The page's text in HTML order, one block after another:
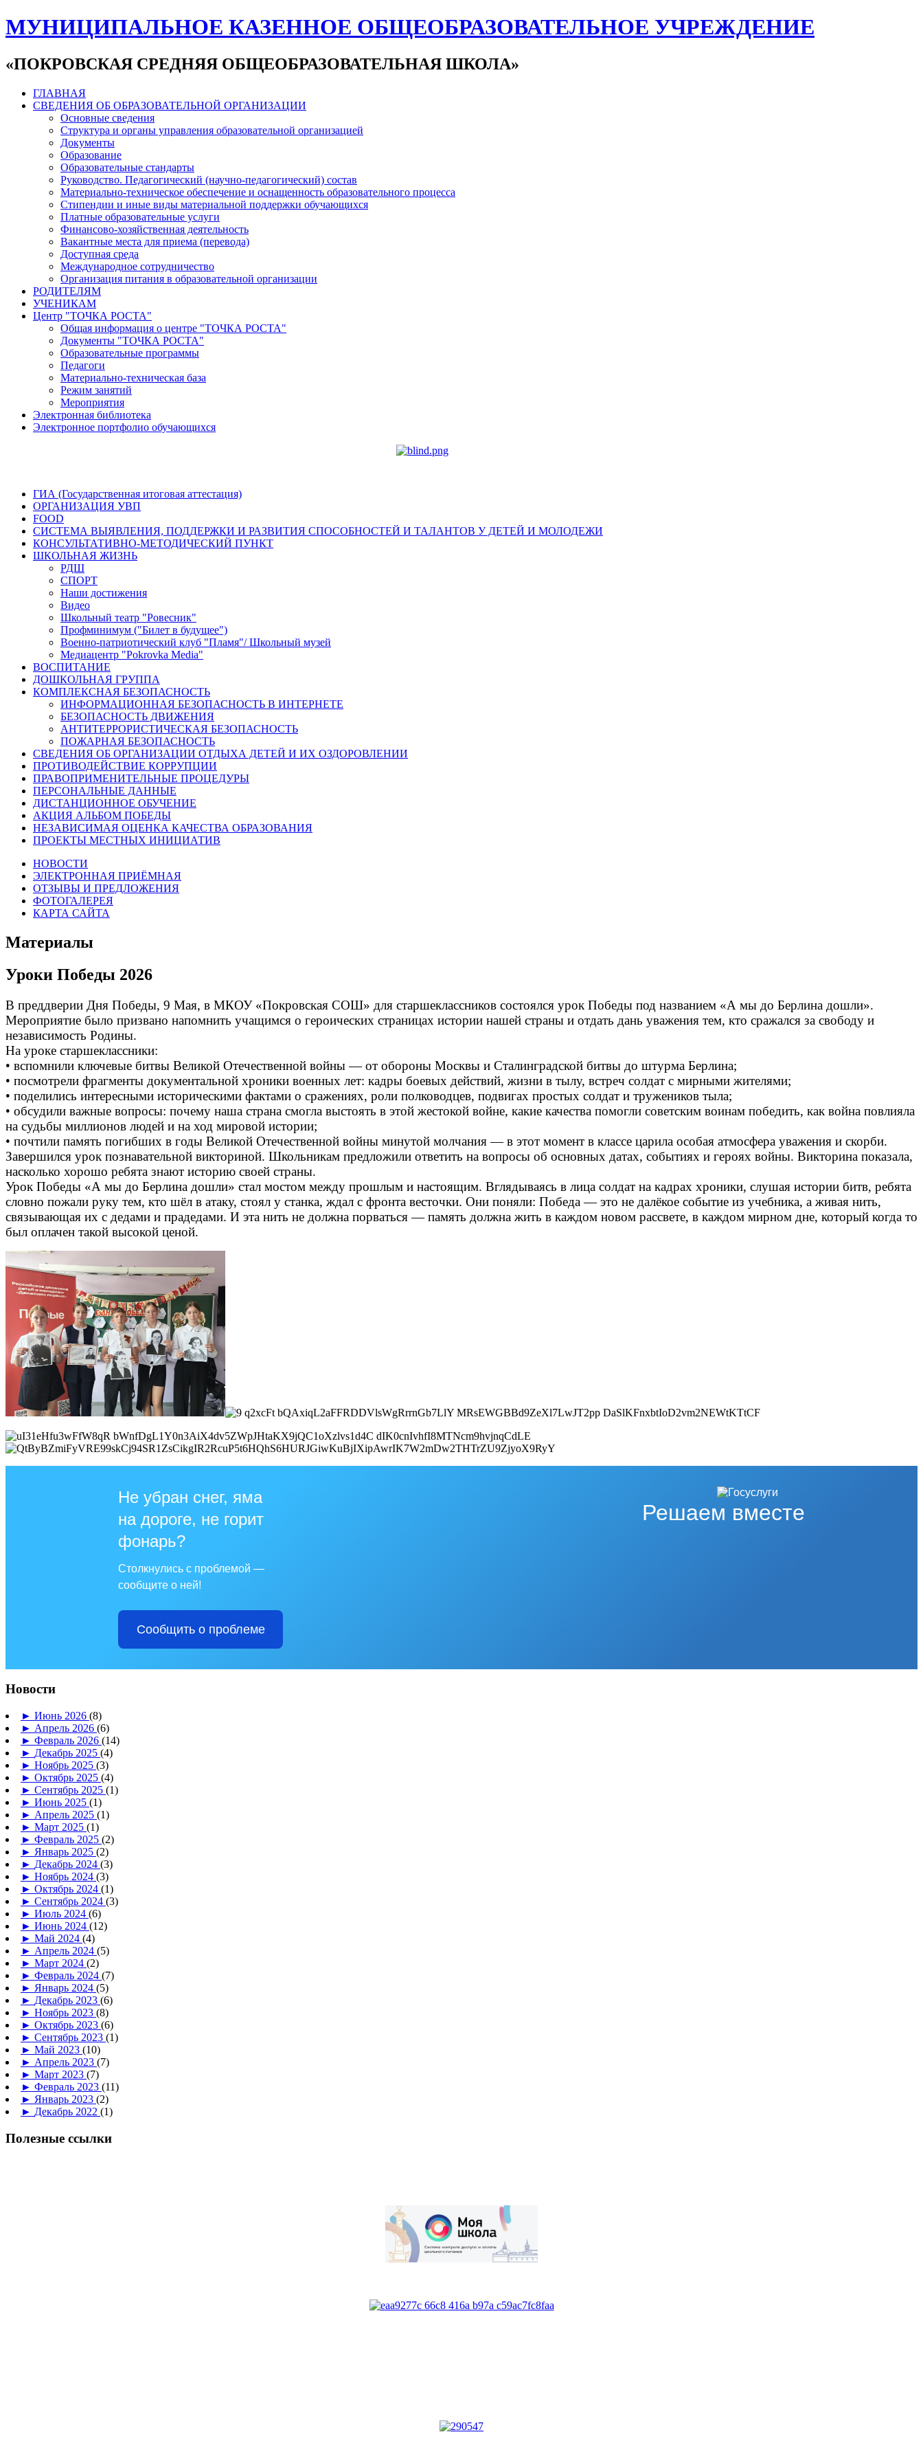
МУНИЦИПАЛЬНОЕ КАЗЕННОЕ ОБЩЕОБРАЗОВАТЕЛЬНОЕ УЧРЕЖДЕНИЕ
«ПОКРОВСКАЯ СРЕДНЯЯ ОБЩЕОБРАЗОВАТЕЛЬНАЯ ШКОЛА»
ГЛАВНАЯ
СВЕДЕНИЯ ОБ ОБРАЗОВАТЕЛЬНОЙ ОРГАНИЗАЦИИ
Основные сведения
Структура и органы управления образовательной организацией
Документы
Образование
Образовательные стандарты
Руководство. Педагогический (научно-педагогический) состав
Материально-техническое обеспечение и оснащенность образовательного процесса
Стипендии и иные виды материальной поддержки обучающихся
Платные образовательные услуги
Финансово-хозяйственная деятельность
Вакантные места для приема (перевода)
Доступная среда
Международное сотрудничество
Организация питания в образовательной организации
РОДИТЕЛЯМ
УЧЕНИКАМ
Центр "ТОЧКА РОСТА"
Общая информация о центре "ТОЧКА РОСТА"
Документы "ТОЧКА РОСТА"
Образовательные программы
Педагоги
Материально-техническая база
Режим занятий
Мероприятия
Электронная библиотека
Электронное портфолио обучающихся
ГИА (Государственная итоговая аттестация)
ОРГАНИЗАЦИЯ УВП
FOOD
СИСТЕМА ВЫЯВЛЕНИЯ, ПОДДЕРЖКИ И РАЗВИТИЯ СПОСОБНОСТЕЙ И ТАЛАНТОВ У ДЕТЕЙ И МОЛОДЕЖИ
КОНСУЛЬТАТИВНО-МЕТОДИЧЕСКИЙ ПУНКТ
ШКОЛЬНАЯ ЖИЗНЬ
РДШ
СПОРТ
Наши достижения
Видео
Школьный театр "Ровесник"
Профминимум ("Билет в будущее")
Военно-патриотический клуб "Пламя"/ Школьный музей
Медиацентр "Pokrovka Media"
ВОСПИТАНИЕ
ДОШКОЛЬНАЯ ГРУППА
КОМПЛЕКСНАЯ БЕЗОПАСНОСТЬ
ИНФОРМАЦИОННАЯ БЕЗОПАСНОСТЬ В ИНТЕРНЕТЕ
БЕЗОПАСНОСТЬ ДВИЖЕНИЯ
АНТИТЕРРОРИСТИЧЕСКАЯ БЕЗОПАСНОСТЬ
ПОЖАРНАЯ БЕЗОПАСНОСТЬ
СВЕДЕНИЯ ОБ ОРГАНИЗАЦИИ ОТДЫХА ДЕТЕЙ И ИХ ОЗДОРОВЛЕНИИ
ПРОТИВОДЕЙСТВИЕ КОРРУПЦИИ
ПРАВОПРИМЕНИТЕЛЬНЫЕ ПРОЦЕДУРЫ
ПЕРСОНАЛЬНЫЕ ДАННЫЕ
ДИСТАНЦИОННОЕ ОБУЧЕНИЕ
АКЦИЯ АЛЬБОМ ПОБЕДЫ
НЕЗАВИСИМАЯ ОЦЕНКА КАЧЕСТВА ОБРАЗОВАНИЯ
ПРОЕКТЫ МЕСТНЫХ ИНИЦИАТИВ
НОВОСТИ
ЭЛЕКТРОННАЯ ПРИЁМНАЯ
ОТЗЫВЫ И ПРЕДЛОЖЕНИЯ
ФОТОГАЛЕРЕЯ
КАРТА САЙТА
Материалы
Уроки Победы 2026
В преддверии Дня Победы, 9 Мая, в МКОУ «Покровская СОШ» для старшеклассников состоялся урок Победы под названием «А мы до Берлина дошли».
Мероприятие было призвано напомнить учащимся о героических страницах истории нашей страны и отдать дань уважения тем, кто сражался за свободу и
независимость Родины.
На уроке старшеклассники:
• вспомнили ключевые битвы Великой Отечественной войны — от обороны Москвы и Сталинградской битвы до штурма Берлина;
• посмотрели фрагменты документальной хроники военных лет: кадры боевых действий, жизни в тылу, встреч солдат с мирными жителями;
• поделились интересными историческими фактами о сражениях, роли полководцев, подвигах простых солдат и тружеников тыла;
• обсудили важные вопросы: почему наша страна смогла выстоять в этой жестокой войне, какие качества помогли советским воинам победить, как война повлияла
на судьбы миллионов людей и на ход мировой истории;
• почтили память погибших в годы Великой Отечественной войны минутой молчания — в этот момент в классе царила особая атмосфера уважения и скорби.
Завершился урок познавательной викториной. Школьникам предложили ответить на вопросы об основных датах, событиях и героях войны. Викторина показала,
насколько хорошо ребята знают историю своей страны.
Урок Победы «А мы до Берлина дошли» стал мостом между прошлым и настоящим. Вглядываясь в лица солдат на кадрах хроники, слушая истории битв, ребята
словно пожали руку тем, кто шёл в атаку, стоял у станка, ждал с фронта весточки. Они поняли: Победа — это не далёкое событие из учебника, а живая нить,
связывающая их с дедами и прадедами. И эта нить не должна порваться — память должна жить в каждом новом рассвете, в каждом мирном дне, который когда то
был оплачен такой высокой ценой.
Решаем вместе
Не убран снег, яма
на дороге, не горит
фонарь?
Столкнулись с проблемой —
сообщите о ней!
Сообщить о проблеме
Новости
► Июнь 2026 (8)
► Апрель 2026 (6)
► Февраль 2026 (14)
► Декабрь 2025 (4)
► Ноябрь 2025 (3)
► Октябрь 2025 (4)
► Сентябрь 2025 (1)
► Июнь 2025 (1)
► Апрель 2025 (1)
► Март 2025 (1)
► Февраль 2025 (2)
► Январь 2025 (2)
► Декабрь 2024 (3)
► Ноябрь 2024 (3)
► Октябрь 2024 (1)
► Сентябрь 2024 (3)
► Июль 2024 (6)
► Июнь 2024 (12)
► Май 2024 (4)
► Апрель 2024 (5)
► Март 2024 (2)
► Февраль 2024 (7)
► Январь 2024 (5)
► Декабрь 2023 (6)
► Ноябрь 2023 (8)
► Октябрь 2023 (6)
► Сентябрь 2023 (1)
► Май 2023 (10)
► Апрель 2023 (7)
► Март 2023 (7)
► Февраль 2023 (11)
► Январь 2023 (2)
► Декабрь 2022 (1)
Полезные ссылки